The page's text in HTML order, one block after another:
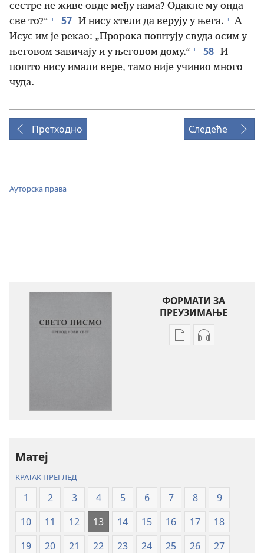
сестре не живе овде међу нама? Одакле му онда
све то?“ + 57 И нису хтели да верују у њега. + А
Исус им је рекао: „Пророка поштују свуда осим у
његовом завичају и у његовом дому.“ + 58 И
пошто нису имали вере, тамо није учинио много
чуда.
Претходно Следеће
Ауторска права
ФОРМАТИ ЗА
ПРЕУЗИМАЊЕ
Формати
(ревидирано
издање
2019)
Формати
(ревидирано
издање
2019)
Матеј
КРАТАК ПРЕГЛЕД
1 2 3 4 5 6 7 8
9
10
11 12 13 14 15 16 17
18
19
20 21 22 23 24 25 26
27